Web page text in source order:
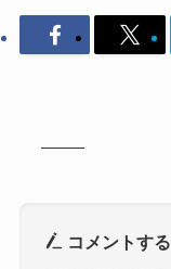
コメントする